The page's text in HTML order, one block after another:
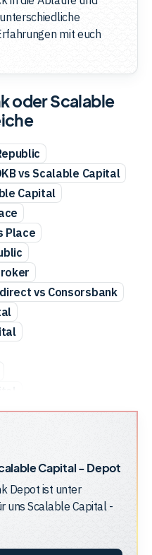
mit euch
oder Scalable
vs Scalable Capital
Capital
Place
vs Consorsbank
Zero
Capital - Depot
Depot ist unter
unsScalable Capital -